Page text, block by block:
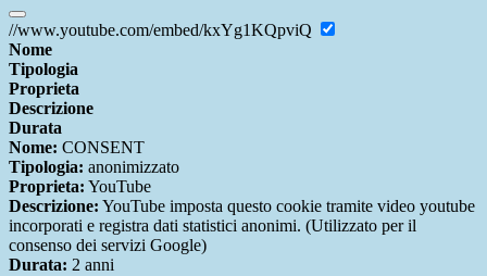
//www.youtube.com/embed/kxYg1KQpviQ
Nome
Tipologia
Proprieta
Descrizione
Durata
Nome: CONSENT
Tipologia: anonimizzato
Proprieta: YouTube
Descrizione: YouTube imposta questo cookie tramite video youtube
incorporati e registra dati statistici anonimi. (Utilizzato per il
consenso dei servizi Google)
Durata: 2 anni